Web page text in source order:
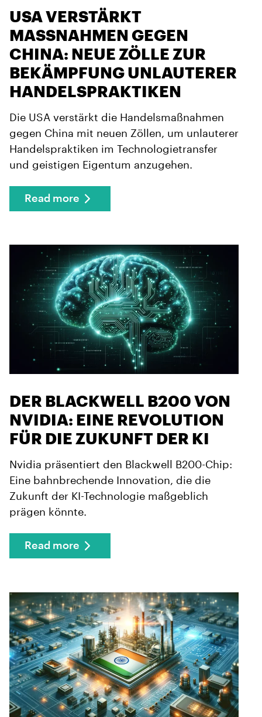
USA VERSTÄRKT
MASSNAHMEN GEGEN C
HINA: NEUE ZÖLLE ZUR B
EKÄMPFUNG UNLAUTERER H
ANDELSPRAKTIKEN
Die USA verstärkt die Handelsmaßnahmen
gegen China mit neuen Zöllen, um unlauterer
Handelspraktiken im Technologietransfer
und geistigen Eigentum anzugehen.
Read more
DER BLACKWELL B200 VON
NVIDIA: EINE REVOLUTION
FÜR DIE ZUKUNFT DER KI
Nvidia präsentiert den Blackwell B200-Chip:
Eine bahnbrechende Innovation, die die
Zukunft der KI-Technologie maßgeblich
prägen könnte.
Read more